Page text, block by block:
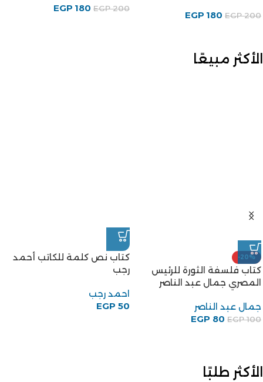
EGP200
EGP 180
EGP200
EGP 180
الأكثر مبيعًا
-20%
كتاب فلسفة الثورة للرئيس
المصري جمال عبد الناصر
جمال عبد الناصر
EGP100
EGP 80
كتاب نص كلمة للكاتب أحمد
رجب
احمد رجب
EGP 50
الأكثر طلبًا